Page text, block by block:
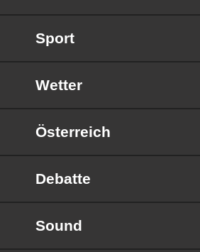
Sport
Wetter
Österreich
Debatte
Sound